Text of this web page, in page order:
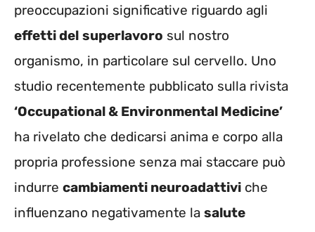
preoccupazioni significative riguardo agli
effetti del superlavoro sul nostro
organismo, in particolare sul cervello. Uno
studio recentemente pubblicato sulla rivista
‘Occupational & Environmental Medicine’
ha rivelato che dedicarsi anima e corpo alla
propria professione senza mai staccare può
indurre cambiamenti neuroadattivi che
influenzano negativamente la salute